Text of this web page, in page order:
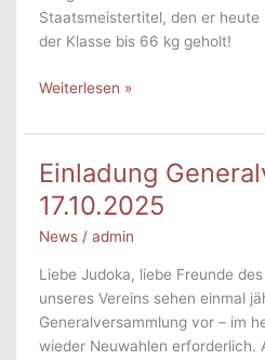
Staatsmeistertitel, den er heute
der Klasse bis 66 kg geholt!
Staatsmeistertitel
Marcus
Weiterlesen »
Einladung
17.10.2025
News /admin
Liebe Judoka, liebe Freunde
unseres Vereins sehen einmal
Generalversammlung vor – im
wieder Neuwahlen erforderlich.